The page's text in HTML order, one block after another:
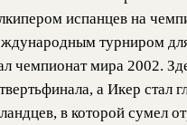
испанцев на
турниром
чемпионат мира 2002.
а Икер стал
в которой сумел